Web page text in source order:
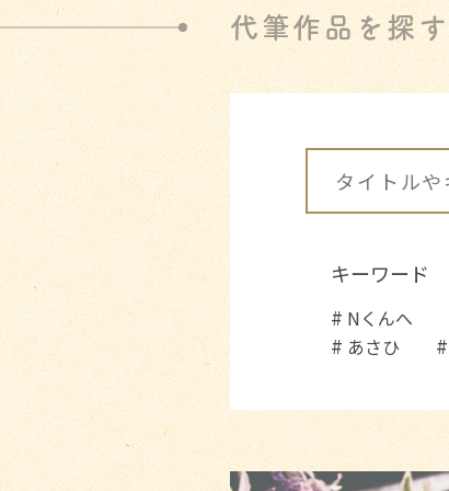
代筆作品を探す
キーワード
Nくんへ
あさひ